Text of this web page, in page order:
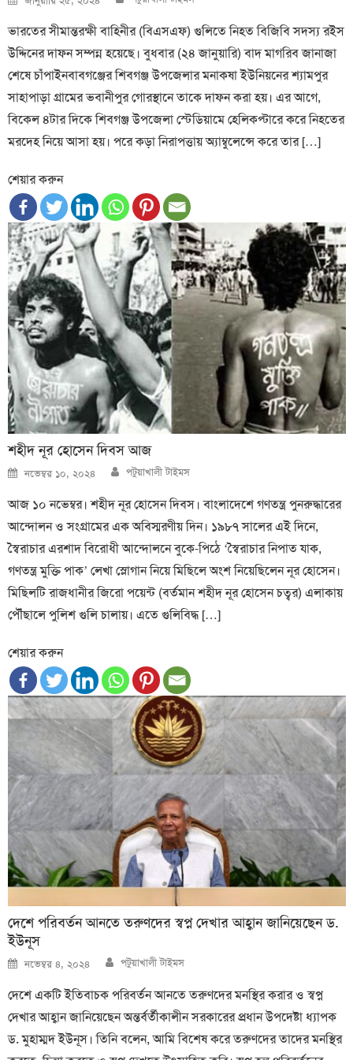
on
ভারতের সীমান্তরক্ষী বাহিনীর (বিএসএফ) গুলিতে নিহত বিজিবি সদস্য রইস
উদ্দিনের দাফন সম্পন্ন হয়েছে। বুধবার (২৪ জানুয়ারি) বাদ মাগরিব জানাজা
শেষে চাঁপাইনবাবগঞ্জের শিবগঞ্জ উপজেলার মনাকষা ইউনিয়নের শ্যামপুর
সাহাপাড়া গ্রামের ভবানীপুর গোরস্থানে তাকে দাফন করা হয়। এর আগে,
বিকেল ৪টার দিকে শিবগঞ্জ উপজেলা স্টেডিয়ামে হেলিকপ্টারে করে নিহতের
মরদেহ নিয়ে আসা হয়। পরে কড়া নিরাপত্তায় অ্যাম্বুলেন্সে করে তার […]
শেয়ার করুন
শহীদ নূর হোসেন দিবস আজ
Posted
on
নভেম্বর ১০, ২০২৪ Author
পটুয়াখালী টাইমস
আজ ১০ নভেম্বর। শহীদ নূর হোসেন দিবস। বাংলাদেশে গণতন্ত্র পুনরুদ্ধারের
আন্দোলন ও সংগ্রামের এক অবিস্মরণীয় দিন। ১৯৮৭ সালের এই দিনে,
স্বৈরাচার এরশাদ বিরোধী আন্দোলনে বুকে-পিঠে ‘স্বৈরাচার নিপাত যাক,
গণতন্ত্র মুক্তি পাক’ লেখা স্লোগান নিয়ে মিছিলে অংশ নিয়েছিলেন নূর হোসেন।
মিছিলটি রাজধানীর জিরো পয়েন্ট (বর্তমান শহীদ নূর হোসেন চত্বর) এলাকায়
পৌঁছালে পুলিশ গুলি চালায়। এতে গুলিবিদ্ধ […]
শেয়ার করুন
দেশে পরিবর্তন আনতে তরুণদের স্বপ্ন দেখার আহ্বান জানিয়েছেন ড.
ইউনূস
Posted
on
নভেম্বর ৪, ২০২৪ Author
পটুয়াখালী টাইমস
দেশে একটি ইতিবাচক পরিবর্তন আনতে তরুণদের মনস্থির করার ও স্বপ্ন
দেখার আহ্বান জানিয়েছেন অন্তর্বর্তীকালীন সরকারের প্রধান উপদেষ্টা ধ্যাপক
ড. মুহাম্মদ ইউনূস। তিনি বলেন, আমি বিশেষ করে তরুণদের তাদের মনস্থির